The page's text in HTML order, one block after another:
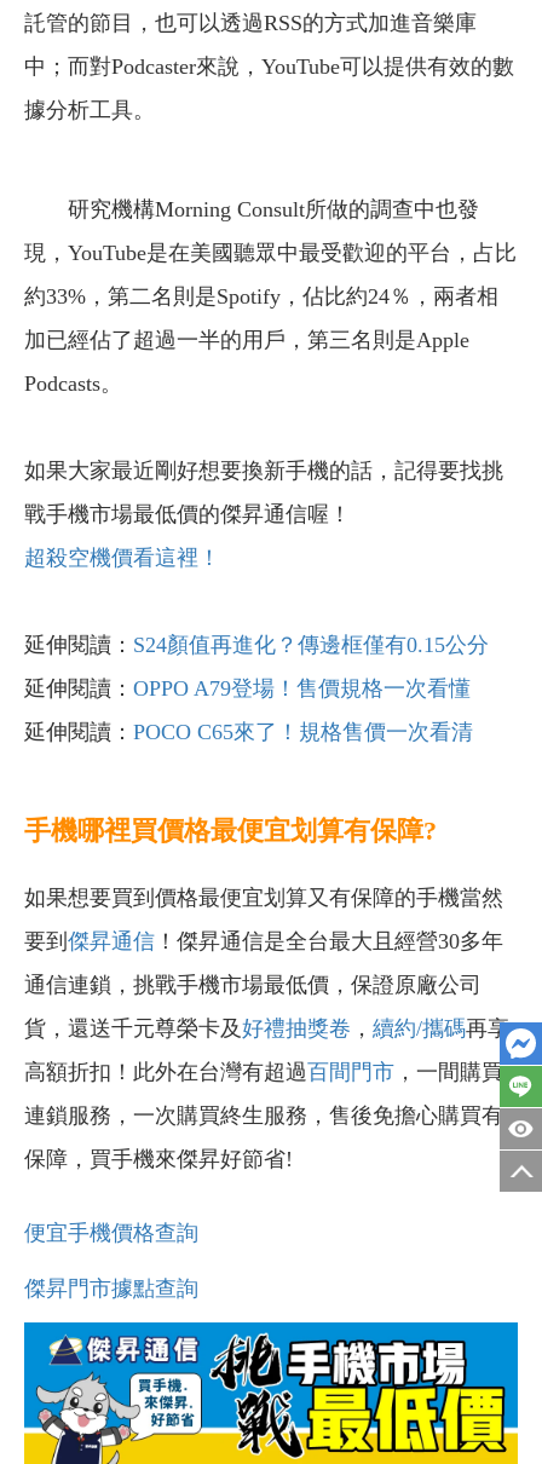
託管的節目，也可以透過RSS的方式加進音樂庫
中；而對Podcaster來說，YouTube可以提供有效的數
據分析工具。
研究機構Morning Consult所做的調查中也發
現，YouTube是在美國聽眾中最受歡迎的平台，占比
約33%，第二名則是Spotify，佔比約24％，兩者相
加已經佔了超過一半的用戶，第三名則是Apple
Podcasts。
如果大家最近剛好想要換新手機的話，記得要找挑
戰手機市場最低價的傑昇通信喔！
超殺空機價看這裡！
延伸閱讀： S24顏值再進化？傳邊框僅有0.15公分
延伸閱讀： OPPO A79登場！售價規格一次看懂
延伸閱讀： POCO C65來了！規格售價一次看清
手機哪裡買價格最便宜划算有保障?
如果想要買到價格最便宜划算又有保障的手機當然
要到 傑昇通信 ！傑昇通信是全台最大且經營30多年
通信連鎖，挑戰手機市場最低價，保證原廠公司
貨，還送千元尊榮卡及好禮抽獎卷 ， 續約/攜碼再享
高額折扣！此外在台灣有超過百間門市 ，一間購買
連鎖服務，一次購買終生服務，售後免擔心購買有
保障，買手機來傑昇好節省!
便宜手機價格查詢
傑昇門市據點查詢